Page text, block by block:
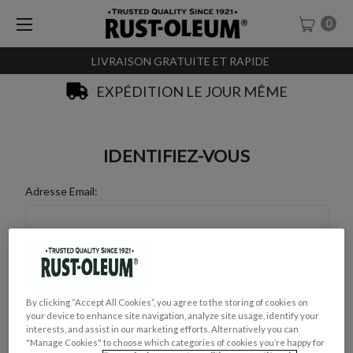
LIVRAISON GRATUITE ET RAPIDE
0
EXPÉDITION LE JOUR MÊME
IDENTIFIEZ-VOUS
Adresse Email:
Mot de Passe :
By clicking “Accept All Cookies”, you agree to the storing of cookies on
your device to enhance site navigation, analyze site usage, identify your
interests, and assist in our marketing efforts. Alternatively you can
"Manage Cookies" to choose which categories of cookies you’re happy for